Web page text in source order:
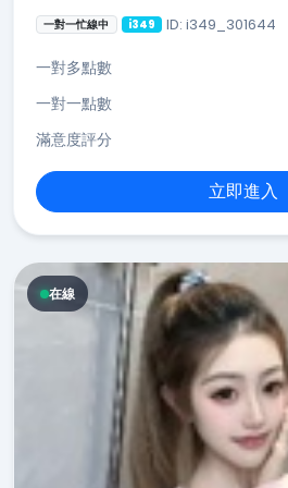
一對一忙線中 i349 ID: i349_301644
一對多點數
一對一點數
滿意度評分
立即進入
在線